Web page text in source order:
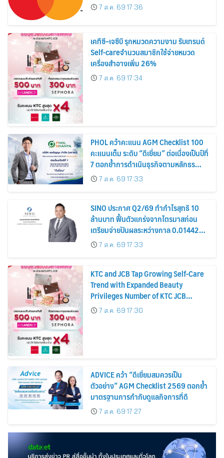
7 ส.ค. 69 17:36
เคทีซี–เจซีบี รุกหมวดความงาม รับเทรนด์
Self-careจำนวนสมาชิกใช้จ่ายหมวด
เครื่องสำอางเพิ่ม 26%
7 ส.ค. 69 17:34
PHOL คว้าคะแนน AGM Checklist 100
คะแนนเต็ม ระดับ “ดีเยี่ยม” ต่อเนื่องเป็นปีที่
7 ตอกย้ำการดำเนินธุรกิจตามหลักธร
รมาภิบาล โปร่งใส สร้างความเชื่อมั่นผู้ถือ
หุ้น
7 ส.ค. 69 17:33
SINO ประกาศ Q2/69 ทำกำไรสุทธิ 10
ล้านบาท ฟื้นตัวแกร่งจากไตรมาสก่อน
เตรียมจ่ายปันผลระหว่างกาล 0.014423
บาทต่อหุ้น ครึ่งปีหลังมุ่งเติบโตต่อเนื่อง
7 ส.ค. 69 17:33
KTC and JCB Tap Growing Self-Care
Trend with Expanded Beauty
Privileges Number of KTC JCB
Cardmembers Spending on
Cosmetics Rises 26%
7 ส.ค. 69 17:30
ADVICE คว้า “ดีเยี่ยมสมควรเป็น
ตัวอย่าง” AGM Checklist 2569 ตอกย้ำ
มาตรฐานการกำกับดูแลกิจการที่ดี
7 ส.ค. 69 17:27